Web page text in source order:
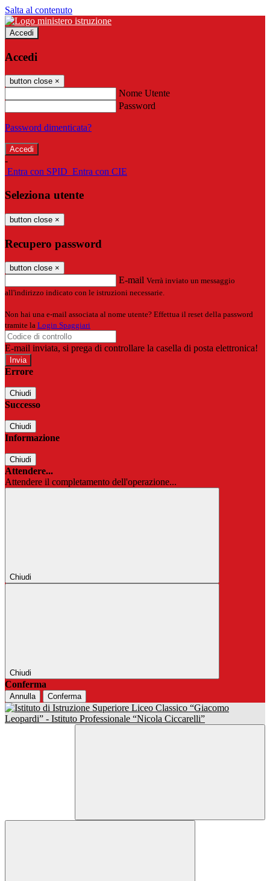
Salta al contenuto
Accedi
Accedi
button close ×
Nome Utente
Password
Password dimenticata?
-
Entra con SPID Entra con CIE
Seleziona utente
button close ×
Recupero password
button close ×
E-mail Verrà inviato un messaggio
all'indirizzo indicato con le istruzioni necessarie.
Non hai una e-mail associata al nome utente? Effettua il reset della password
tramite la Login Spaggiari
E-mail inviata, si prega di controllare la casella di posta elettronica!
Errore
Chiudi
Successo
Chiudi
Informazione
Chiudi
Attendere...
Attendere il completamento dell'operazione...
Chiudi
Chiudi
Conferma
Annulla Conferma